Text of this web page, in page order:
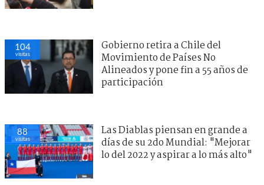
104
visitas
Gobierno retira a Chile del
Movimiento de Países No
Alineados y pone fin a 55 años de
participación
88
visitas
Las Diablas piensan en grande a
días de su 2do Mundial: "Mejorar
lo del 2022 y aspirar a lo más alto"